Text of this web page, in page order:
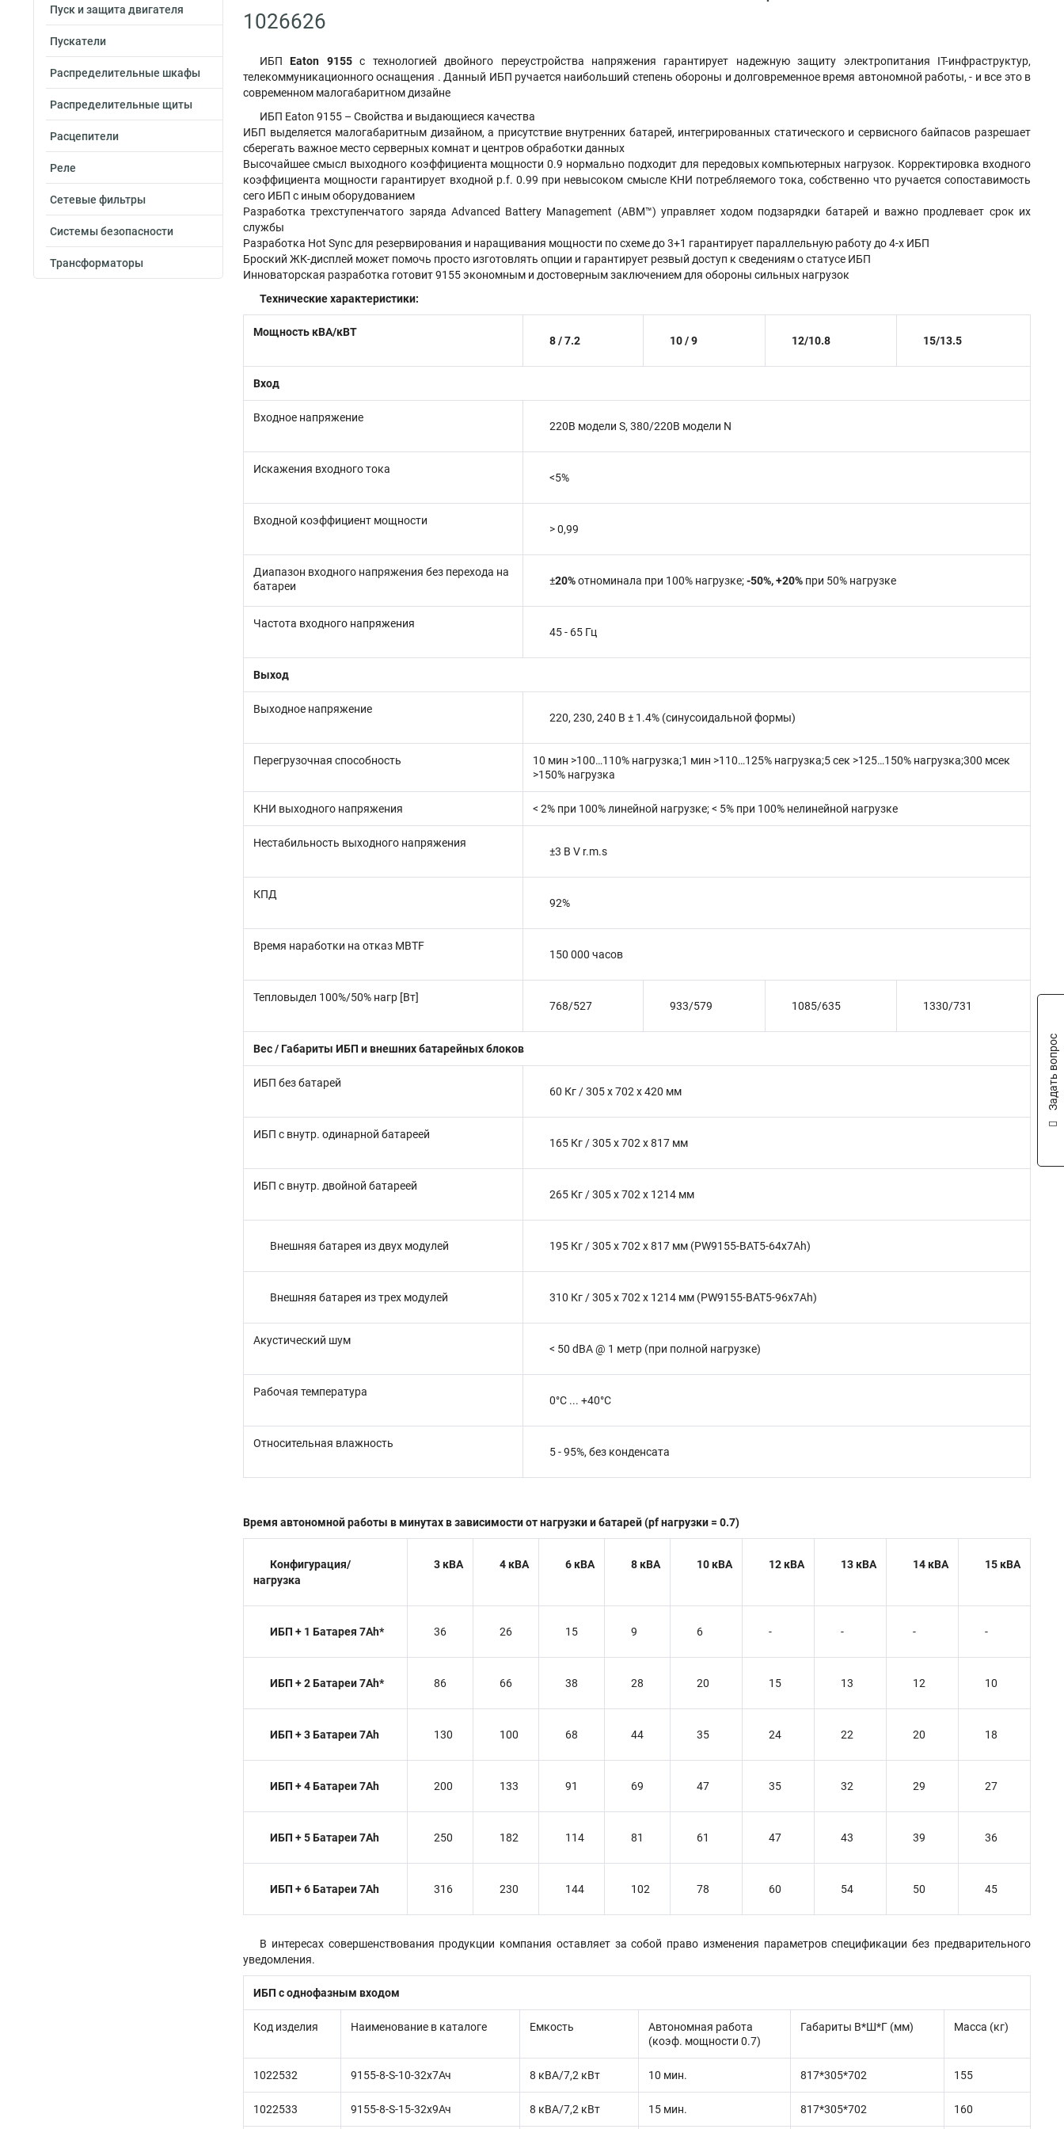
Пуск и защита двигателя
Пускатели
Распределительные шкафы
Распределительные щиты
Расцепители
Реле
Сетевые фильтры
Системы безопасности
Трансформаторы
1026626
ИБПEaton 9155с технологией двойного переустройства напряжения гарантирует надежную защиту электропитания IT-инфраструктур,
телекоммуникационного оснащения . Данный ИБП ручается наибольший степень обороны и долговременное время автономной работы, - и все это в
современном малогабаритном дизайне
ИБП Eaton 9155 – Свойства и выдающиеся качества
ИБП выделяется малогабаритным дизайном, а присутствие внутренних батарей, интегрированных статического и сервисного байпасов разрешает
сберегать важное место серверных комнат и центров обработки данных
Высочайшее смысл выходного коэффициента мощности 0.9 нормально подходит для передовых компьютерных нагрузок. Корректировка входного
коэффициента мощности гарантирует входной p.f. 0.99 при невысоком смысле КНИ потребляемого тока, собственно что ручается сопоставимость
сего ИБП с иным оборудованием
Разработка трехступенчатого заряда Advanced Battery Management (ABM™) управляет ходом подзарядки батарей и важно продлевает срок их
службы
Разработка Hot Sync для резервирования и наращивания мощности по схеме до 3+1 гарантирует параллельную работу до 4-х ИБП
Броский ЖК-дисплей может помочь просто изготовлять опции и гарантирует резвый доступ к сведениям о статусе ИБП
Инноваторская разработка готовит 9155 экономным и достоверным заключением для обороны сильных нагрузок
Технические характеристики:
Мощность кВА/кВТ
8 / 7.2 10 / 9 12/10.8 15/13.5
Вход
Входное напряжение
220В модели S, 380/220В модели N
Искажения входного тока
<5%
Входной коэффициент мощности
> 0,99
Диапазон входного напряжения без перехода на
батареи
±20%отноминала при 100% нагрузке;-50%, +20% при 50% нагрузке
Частота входного напряжения
45 - 65 Гц
Выход
Выходное напряжение
220, 230, 240 В ± 1.4% (синусоидальной формы)
Перегрузочная способность
10 мин >100…110% нагрузка;1 мин >110…125% нагрузка;5 сек >125…150% нагрузка;300 мсек
>150% нагрузка
КНИ выходного напряжения < 2% при 100% линейной нагрузке; < 5% при 100% нелинейной нагрузке
Нестабильность выходного напряжения
±3 В V r.m.s
КПД
92%
Время наработки на отказ MBTF
150 000 часов
Тепловыдел 100%/50% нагр [Вт]
768/527 933/579 1085/635 1330/731
Вес / Габариты ИБП и внешних батарейных блоков
ИБП без батарей
60 Кг / 305 x 702 x 420 мм
ИБП с внутр. одинарной батареей
165 Кг / 305 x 702 x 817 мм
ИБП с внутр. двойной батареей
265 Кг / 305 x 702 x 1214 мм
Внешняя батарея из двух модулей 195 Кг / 305 x 702 x 817 мм (PW9155-BAT5-64x7Ah)
Внешняя батарея из трех модулей 310 Кг / 305 x 702 x 1214 мм (PW9155-BAT5-96x7Ah)
Акустический шум
< 50 dBA @ 1 метр (при полной нагрузке)
Рабочая температура
0°C ... +40°C
Относительная влажность
5 - 95%, без конденсата
Время автономной работы в минутах в зависимости от нагрузки и батарей (pf нагрузки = 0.7)
Конфигурация/
нагрузка
3 кВА 4 кВА 6 кВА 8 кВА 10 кВА 12 кВА 13 кВА 14 кВА 15 кВА
ИБП + 1 Батарея 7Ah* 36 26 15 9 6 - - - -
ИБП + 2 Батареи 7Ah* 86 66 38 28 20 15 13 12 10
ИБП + 3 Батареи 7Ah 130 100 68 44 35 24 22 20 18
ИБП + 4 Батареи 7Ah 200 133 91 69 47 35 32 29 27
ИБП + 5 Батареи 7Ah 250 182 114 81 61 47 43 39 36
ИБП + 6 Батареи 7Ah 316 230 144 102 78 60 54 50 45
В интересах совершенствования продукции компания оставляет за собой право изменения параметров спецификации без предварительного
уведомления.
ИБП с однофазным входом
Код изделия Наименование в каталоге Емкость
Автономная работа
(коэф. мощности 0.7)
Габариты В*Ш*Г (мм) Масса (кг)
1022532 9155-8-S-10-32x7Ач 8 кВА/7,2 кВт 10 мин. 817*305*702 155
1022533 9155-8-S-15-32x9Ач 8 кВА/7,2 кВт 15 мин. 817*305*702 160
Задать вопрос